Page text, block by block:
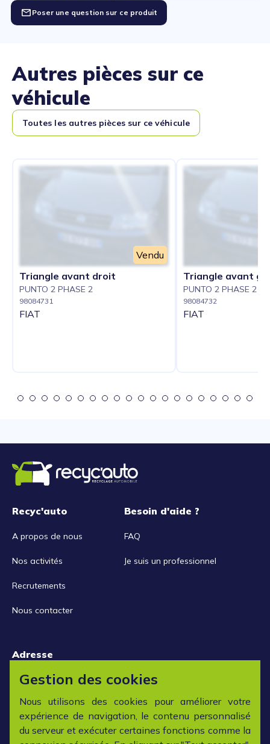
Poser une question sur ce produit
Autres pièces sur ce
véhicule
Toutes les autres pièces sur ce véhicule
Vendu
Triangle avant droit
PUNTO 2 PHASE 2
98084731
FIAT
Triangle avant
PUNTO 2 PHASE 2
98084732
FIAT
Recyc'auto
A propos de nous
Nos activités
Recrutements
Nous contacter
Besoin d'aide ?
FAQ
Je suis un professionnel
Adresse
15 rue de la Libération
42152 L'horme
Horaires
Gestion des cookies
Nous utilisons des cookies pour améliorer votre
expérience de navigation, le contenu personnalisé
du serveur et exécuter certaines fonctions comme la